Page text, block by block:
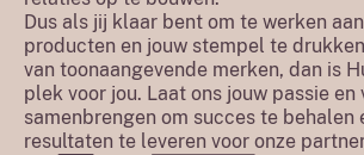
Dus als jij klaar bent om te werken
producten en jouw stempel te
van toonaangevende merken, dan is
plek voor jou. Laat ons jouw passie en
samenbrengen om succes te behalen
resultaten te leveren voor onze